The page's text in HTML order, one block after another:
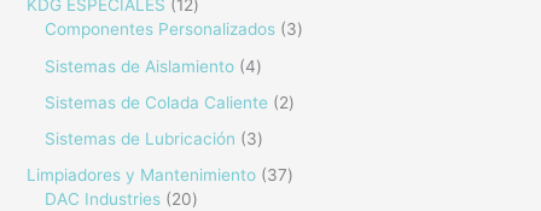
KDG ESPECIALES
12
Componentes Personalizados
3
Sistemas de Aislamiento 4
Sistemas de Colada Caliente
2
Sistemas de Lubricación
3
Limpiadores y Mantenimiento
37
DAC Industries
20